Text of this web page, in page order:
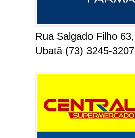
Rua Salgado Filho 63,
Ubatã (73) 3245-3207